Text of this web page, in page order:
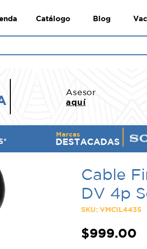
Catálogo Blog
Asesor
aquí
DESTACADAS
Marcas
Cable
DV 4p
SKU: VMCIL4435
$999.00